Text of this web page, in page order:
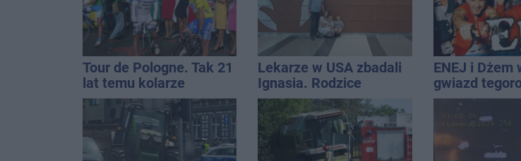
Tour de Pologne. Tak 21
lat temu kolarze
startowali z
Inowrocławia
Lekarze w USA zbadali
Ignasia. Rodzice
przekazali wieści
ENEJ i Dżem
gwiazd
święta miasta